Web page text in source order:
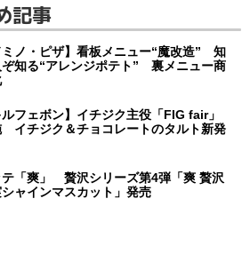
記事
ミノ・ピザ】看板メニュー“魔改造” 知
ぞ知る“アレンジポテト” 裏メニュー商
ルフェボン】イチジク主役「FIG fair」
イチジク＆チョコレートのタルト新発
テ「爽」 贅沢シリーズ第4弾「爽 贅沢
ャインマスカット」発売